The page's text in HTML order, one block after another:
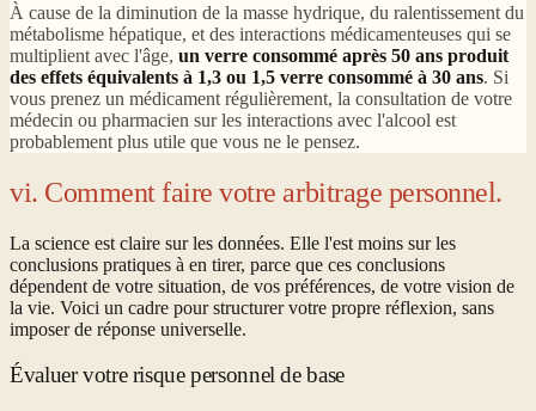
À cause de la diminution de la masse hydrique, du ralentissement du
métabolisme hépatique, et des interactions médicamenteuses qui se
multiplient avec l'âge, un verre consommé après 50 ans produit
des effets équivalents à 1,3 ou 1,5 verre consommé à 30 ans. Si
vous prenez un médicament régulièrement, la consultation de votre
médecin ou pharmacien sur les interactions avec l'alcool est
probablement plus utile que vous ne le pensez.
vi. Comment faire votre arbitrage personnel.
La science est claire sur les données. Elle l'est moins sur les
conclusions pratiques à en tirer, parce que ces conclusions
dépendent de votre situation, de vos préférences, de votre vision de
la vie. Voici un cadre pour structurer votre propre réflexion, sans
imposer de réponse universelle.
Évaluer votre risque personnel de base